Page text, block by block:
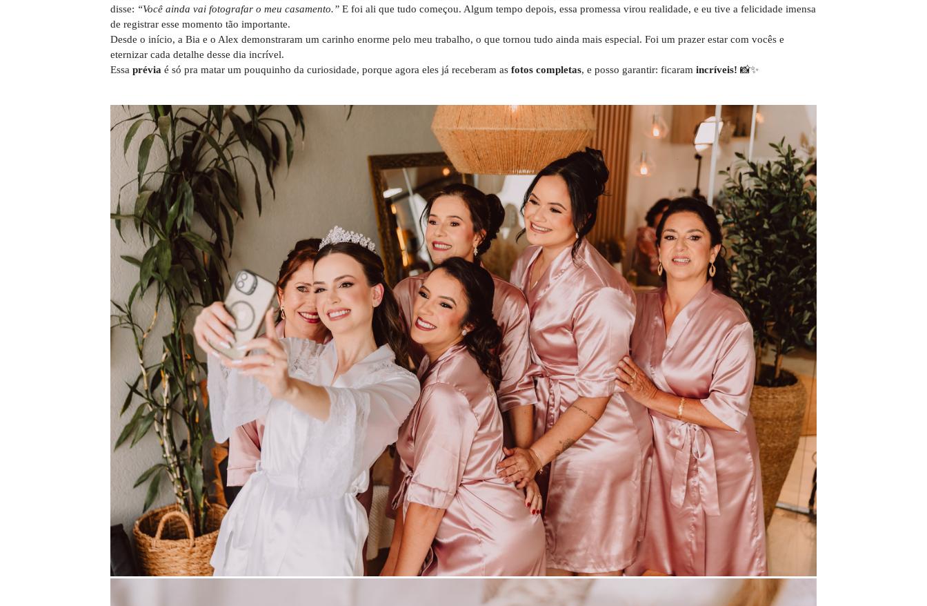
disse: “Você ainda vai fotografar o meu casamento.” E foi ali que tudo começou. Algum tempo depois, essa promessa virou realidade, e eu tive a felicidade imensa
de registrar esse momento tão importante.
Desde o início, a Bia e o Alex demonstraram um carinho enorme pelo meu trabalho, o que tornou tudo ainda mais especial. Foi um prazer estar com vocês e
eternizar cada detalhe desse dia incrível.
Essa prévia é só pra matar um pouquinho da curiosidade, porque agora eles já receberam as fotos completas, e posso garantir: ficaram incríveis! 📸✨